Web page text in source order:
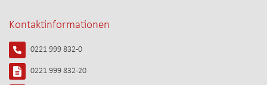
Kontaktinformationen
0221 999 832-0
0221 999 832-20